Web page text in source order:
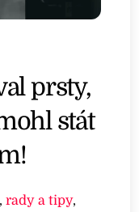
prsty,
stát
,rady a tipy,